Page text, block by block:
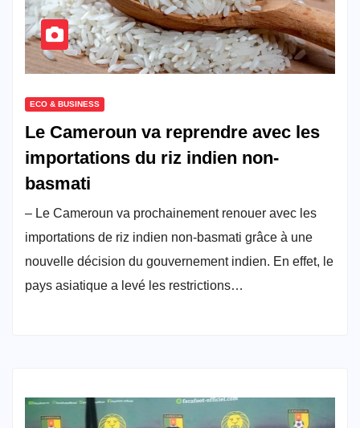
ECO & BUSINESS
Le Cameroun va reprendre avec les
importations du riz indien non-
basmati
– Le Cameroun va prochainement renouer avec les
importations de riz indien non-basmati grâce à une
nouvelle décision du gouvernement indien. En effet, le
pays asiatique a levé les restrictions…